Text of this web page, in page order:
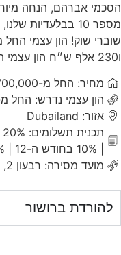
הסכמי אברהם, הנחה
מספר 10
ו230 אלף ש״ח הון עצמי התחלתי לדירת חדר
מחיר: החל מ-700,000
הון עצמי נדרש: החל מ-
אזור: Dubailand
מועד מסירה: רבעון 2, 2029
להורדת ברושור